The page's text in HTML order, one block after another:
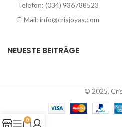
Telefon: (034) 936788523
E-Mail: info@crisjoyas.com
NEUESTE BEITRÄGE
© 2025,
0